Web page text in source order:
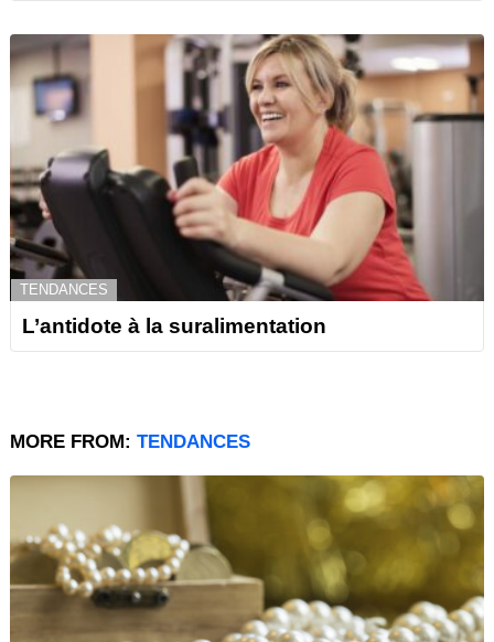
TENDANCES
L’antidote à la suralimentation
MORE FROM: TENDANCES